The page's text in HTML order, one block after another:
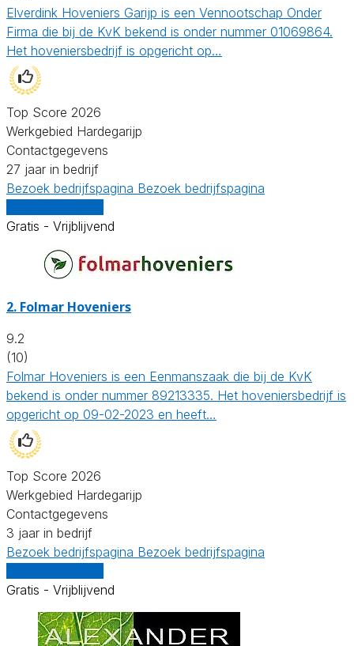
Elverdink Hoveniers Garijp is een Vennootschap Onder
Firma die bij de KvK bekend is onder nummer 01069864.
Het hoveniersbedrijf is opgericht op…
Top Score 2026
Werkgebied Hardegarijp
Contactgegevens
27 jaar in bedrijf
Bezoek bedrijfspagina Bezoek bedrijfspagina
Gratis - Vrijblijvend
2. Folmar Hoveniers
9.2
(10)
Folmar Hoveniers is een Eenmanszaak die bij de KvK
bekend is onder nummer 89213335. Het hoveniersbedrijf is
opgericht op 09-02-2023 en heeft…
Top Score 2026
Werkgebied Hardegarijp
Contactgegevens
3 jaar in bedrijf
Bezoek bedrijfspagina Bezoek bedrijfspagina
Gratis - Vrijblijvend